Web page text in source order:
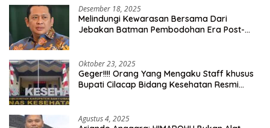
Desember 18, 2025
Melindungi Kewarasan Bersama Dari
Jebakan Batman Pembodohan Era Post-
Oktober 23, 2025
Geger!!!! Orang Yang Mengaku Staff khusus
Bupati Cilacap Bidang Kesehatan Resmi
Agustus 4, 2025